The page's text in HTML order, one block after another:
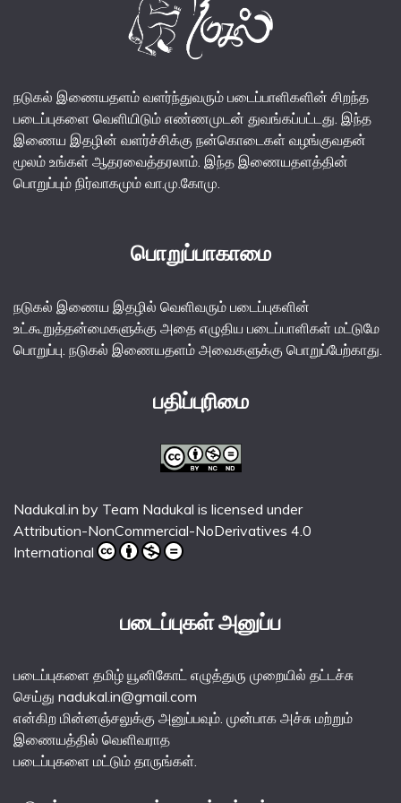
நடுகல் இணையதளம் வளர்ந்துவரும் படைப்பாளிகளின் சிறந்த
படைப்புகளை வெளியிடும் எண்ணமுடன் துவங்கப்பட்டது. இந்த
இணைய இதழின் வளர்ச்சிக்கு நன்கொடைகள் வழங்குவதன்
மூலம் உங்கள் ஆதரவைத்தரலாம். இந்த இணையதளத்தின்
பொறுப்பும் நிர்வாகமும் வா.மு.கோமு.
பொறுப்பாகாமை
நடுகல் இணைய இதழில் வெளிவரும் படைப்புகளின்
உட்கூறுத்தன்மைகளுக்கு அதை எழுதிய படைப்பாளிகள் மட்டுமே
பொறுப்பு. நடுகல் இணையதளம் அவைகளுக்கு பொறுப்பேற்காது.
பதிப்புரிமை
Nadukal.in by Team Nadukal is licensed under
Attribution-NonCommercial-NoDerivatives 4.0
International
படைப்புகள் அனுப்ப
படைப்புகளை தமிழ் யூனிகோட் எழுத்துரு முறையில் தட்டச்சு
செய்து nadukal.in@gmail.com
என்கிற மின்னஞ்சலுக்கு அனுப்பவும். முன்பாக அச்சு மற்றும்
இணையத்தில் வெளிவராத
படைப்புகளை மட்டும் தாருங்கள்.